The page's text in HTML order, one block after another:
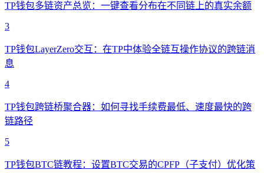
TP钱包多链资产总览：一键查看分布在不同链上的真实余额
3
TP钱包LayerZero交互：在TP中体验全链互操作协议的跨链消
息
4
TP钱包跨链桥聚合器：如何寻找手续费最低、速度最快的跨
链路径
5
TP钱包BTC链教程：设置BTC交易的CPFP（子支付）优化策